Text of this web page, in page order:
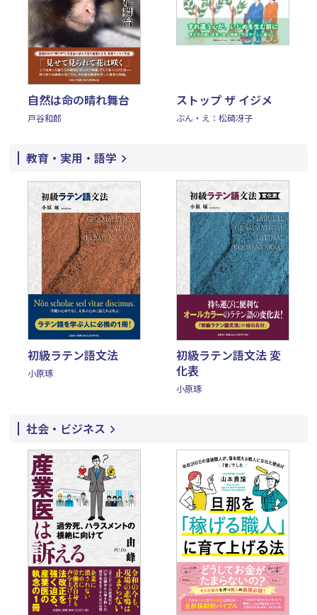
自然は命の晴れ舞台
戸谷和郎
ストップ ザ イジメ
ぶん・え：松碕冴子
教育・実用・語学
初級ラテン語文法
小原琢
初級ラテン語文法 変
化表
小原琢
社会・ビジネス